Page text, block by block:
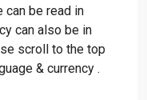
can be read in
can also be in
scroll to the top
& currency .